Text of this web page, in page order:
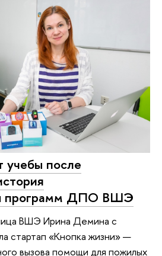
учебы после
программ ДПО ВШЭ
ВШЭ Ирина Демина с
стартап «Кнопка жизни» —
вызова помощи для пожилых